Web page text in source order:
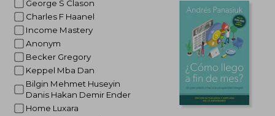
George S Clason
Charles F Haanel
Income Mastery
Anonym
Becker Gregory
Keppel Mba Dan
Bilgin Mehmet Huseyin
Danis Hakan Demir Ender
Home Luxara
45%
dcto.